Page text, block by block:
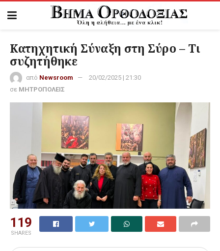
Κατηχητική Σύναξη στη Σύρο – Τι
συζητήθηκε
από Newsroom
20/02/2025 | 21:30
σε ΜΗΤΡΟΠΟΛΕΙΣ
119
SHARES